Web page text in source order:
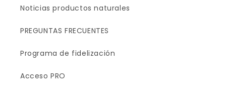
Noticias productos naturales
PREGUNTAS FRECUENTES
Programa de fidelización
Acceso PRO